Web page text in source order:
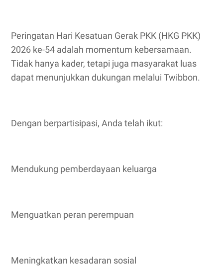
Peringatan Hari Kesatuan Gerak PKK (HKG PKK)
2026 ke-54 adalah momentum kebersamaan.
Tidak hanya kader, tetapi juga masyarakat luas
dapat menunjukkan dukungan melalui Twibbon.
Dengan berpartisipasi, Anda telah ikut:
Mendukung pemberdayaan keluarga
Menguatkan peran perempuan
Meningkatkan kesadaran sosial